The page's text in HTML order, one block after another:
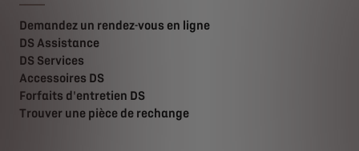
Demandez un rendez-vous en ligne
DS Assistance
DS Services
Accessoires DS
Forfaits d'entretien DS
Trouver une pièce de rechange